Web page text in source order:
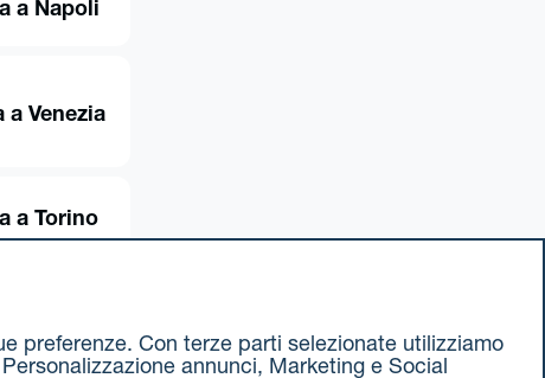
a Napoli
a Venezia
a Torino
preferenze. Con terze parti selezionate utilizziamo
annunci, Marketing e Social